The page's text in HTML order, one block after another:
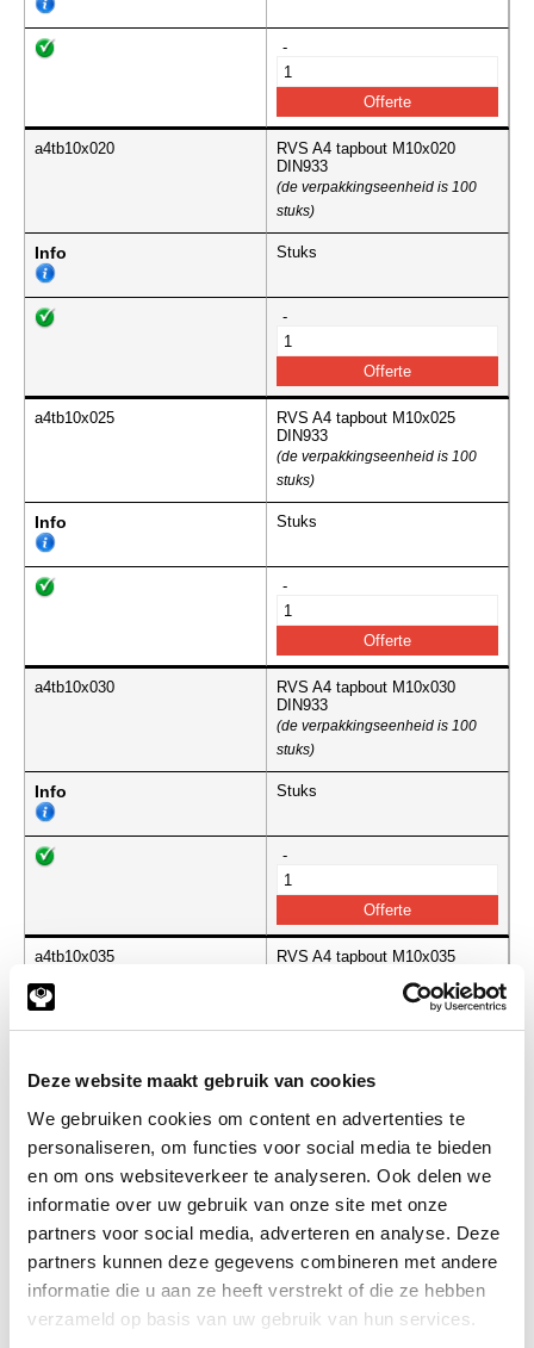
Deze website maakt gebruik van cookies
We gebruiken cookies om content en advertenties te
personaliseren, om functies voor social media te bieden
en om ons websiteverkeer te analyseren. Ook delen we
informatie over uw gebruik van onze site met onze
partners voor social media, adverteren en analyse. Deze
partners kunnen deze gegevens combineren met andere
informatie die u aan ze heeft verstrekt of die ze hebben
verzameld op basis van uw gebruik van hun services.
-
a4tb10x020
RVS A4 tapbout M10x020
DIN933
(de verpakkingseenheid is 100
stuks)
Info Stuks
-
a4tb10x025
RVS A4 tapbout M10x025
DIN933
(de verpakkingseenheid is 100
stuks)
Info Stuks
-
a4tb10x030
RVS A4 tapbout M10x030
DIN933
(de verpakkingseenheid is 100
stuks)
Info Stuks
-
a4tb10x035
RVS A4 tapbout M10x035
(de verpakkingseenheid is 100
-
a4tb10x040
RVS A4 tapbout M10x040
DIN933
(de verpakkingseenheid is 100
stuks)
Info Stuks